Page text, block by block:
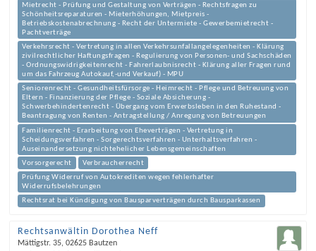
Mietrecht - Prüfung und Gestaltung von Verträgen - Rechtsfragen zu
Schönheitsreparaturen - Mieterhöhungen, Mietpreis -
Betriebskostenabrechnung - Recht der Untermiete - Gewerbemietrecht -
Pachtverträge
Verkehrsrecht - Vertretung in allen Verkehrsunfallangelegenheiten - Klärung
zivilrechtlicher Haftungsfragen - Regulierung von Personen- und Sachschäden
- Ordnungswidrigkeitenrecht - Fahrerlaubnisrecht - Klärung aller Fragen rund
um das Fahrzeug Autokauf,-und Verkauf) - MPU
Seniorenrecht - Gesundheitsfürsorge - Heimrecht - Pflege und Betreuung von
Eltern - Finanzierung der Pflege - Soziale Absicherung -
Schwerbehindertenrecht - Übergang vom Erwerbsleben in den Ruhestand -
Beantragung von Renten - Antragstellung / Anregung von Betreuungen
Familienrecht - Erarbeitung von Eheverträgen - Vertretung in
Scheidungsverfahren - Sorgerechtsverfahren - Unterhaltsverfahren -
Auseinandersetzung nichtehelicher Lebensgemeinschaften
Vorsorgerecht
Verbraucherrecht
Prüfung Widerruf von Autokrediten wegen fehlerhafter
Widerrufsbelehrungen
Rechtsrat bei Kündigung von Bausparverträgen durch Bausparkassen
Rechtsanwältin Dorothea Neff
Mättigstr. 35, 02625 Bautzen